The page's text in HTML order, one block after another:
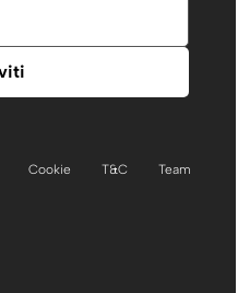
Cookie T&C
Team